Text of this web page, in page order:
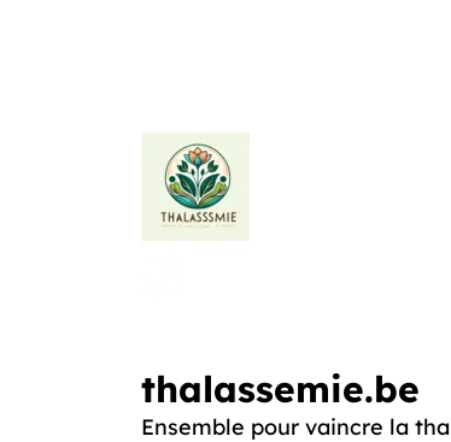
thalassemie.be
thalassemie.be
Ensemble pour vaincre la